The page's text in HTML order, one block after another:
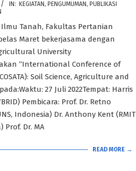
IN: KEGIATAN , PENGUMUMAN , PUBLIKASI
Ilmu Tanah, Fakultas Pertanian
Maret bekerjasama dengan
University
“International Conference of
Soil Science, Agriculture and
27 Juli 2022Tempat: Harris
Pembicara: Prof. Dr. Retno
Indonesia) Dr. Anthony Kent (RMIT
Prof. Dr. MA
READ MORE →